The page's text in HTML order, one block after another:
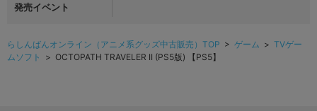
発売イベント
らしんばんオンライン（アニメ系グッズ中古販売）TOP > ゲーム > TVゲー
ムソフト
> OCTOPATH TRAVELER II (PS5版) 【PS5】